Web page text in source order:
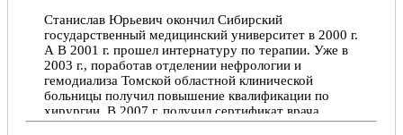
Станислав Юрьевич окончил Сибирский
государственный медицинский университет в 2000 г.
А В 2001 г. прошел интернатуру по терапии. Уже в
2003 г., поработав отделении нефрологии и
гемодиализа Томской областной клинической
больницы получил повышение квалификации по
хирургии. В 2007 г. получил сертификат врача
общей практики. В «Центре семейной медицины»